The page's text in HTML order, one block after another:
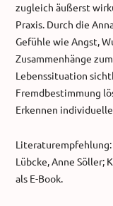
zugleich äußerst
Praxis. Durch die
Gefühle wie Angst,
Zusammenhänge
Lebenssituation
Fremdbestimmung
Erkennen
Literaturempfehlung:
Lübcke, Anne Söller;
als E-Book.